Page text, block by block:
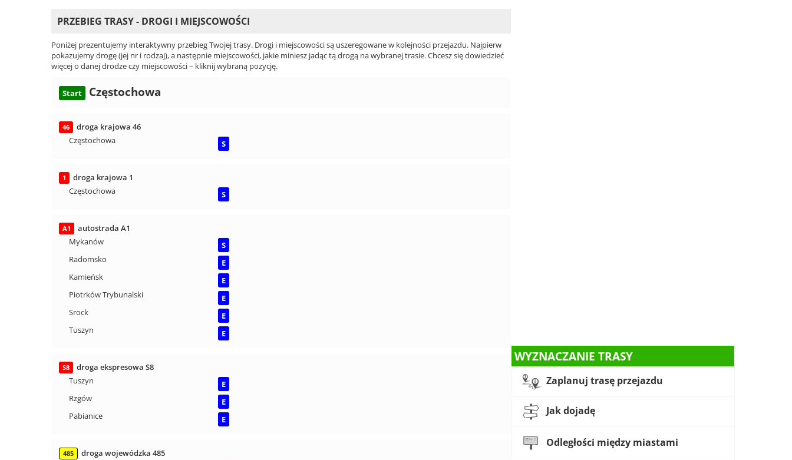
PRZEBIEG TRASY - DROGI I MIEJSCOWOŚCI
Poniżej prezentujemy interaktywny przebieg Twojej trasy. Drogi i miejscowości są uszeregowane w kolejności przejazdu. Najpierw
pokazujemy drogę (jej nr i rodzaj), a następnie miejscowości, jakie miniesz jadąc tą drogą na wybranej trasie. Chcesz się dowiedzieć
więcej o danej drodze czy miejscowości – kliknij wybraną pozycję.
Start Częstochowa
46
droga krajowa 46
Częstochowa
S
1
droga krajowa 1
Częstochowa
S
A1
autostrada A1
Mykanów
S
Radomsko
E
Kamieńsk
E
Piotrków Trybunalski
E
Srock
E
Tuszyn
E
S8
droga ekspresowa S8
Tuszyn
E
Rzgów
E
Pabianice
E
485
droga wojewódzka 485
WYZNACZANIE TRASY
Zaplanuj trasę przejazdu
Jak dojadę
Odległości między miastami